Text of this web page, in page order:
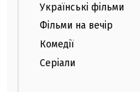
Українські фільми
Фільми на вечір
Комедії
Серіали